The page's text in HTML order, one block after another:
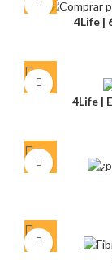
4Life |
4Life |